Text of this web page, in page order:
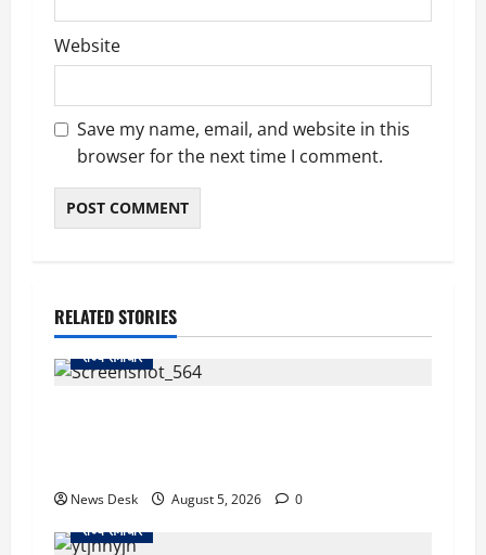
Website
Save my name, email, and website in this
browser for the next time I comment.
RELATED STORIES
राज्य समाचार
News Desk August 5, 2026
0
राज्य समाचार